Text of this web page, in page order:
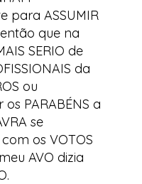
para ASSUMIR
que na
SERIO de
da
ou
os PARABÉNS a
se
os VOTOS
AVO dizia